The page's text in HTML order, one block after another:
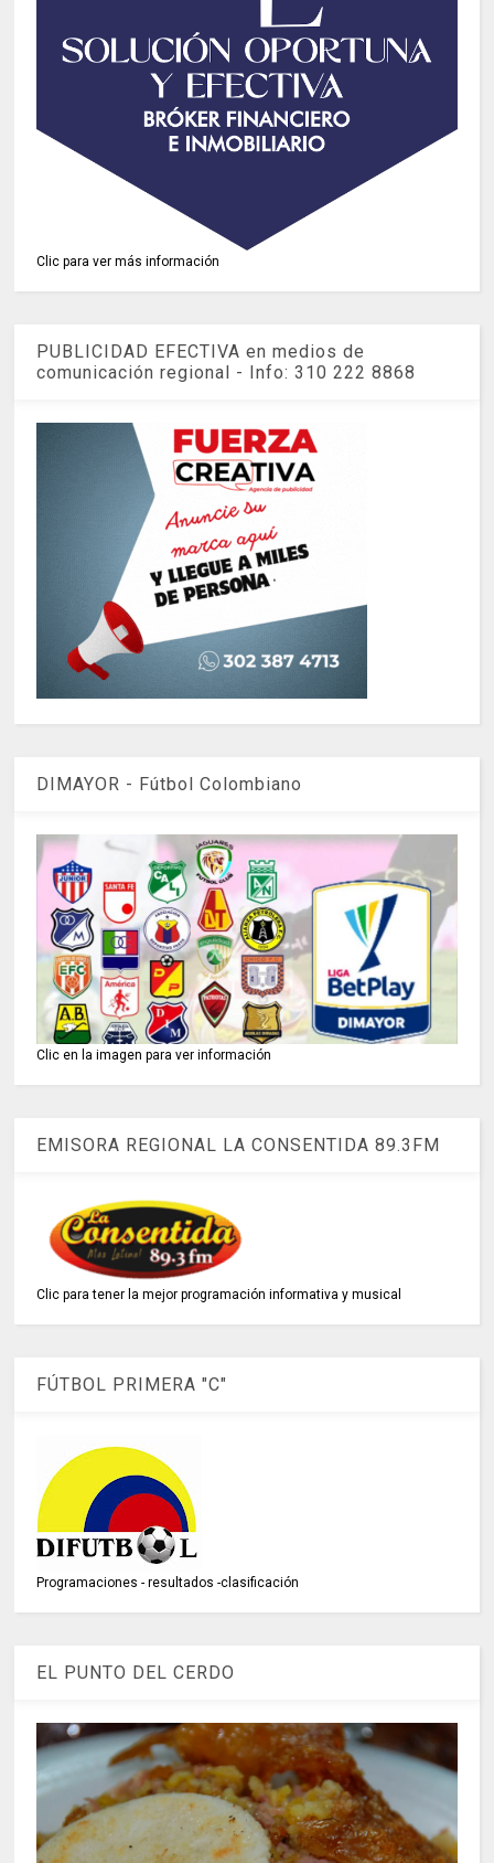
Clic para ver más información
PUBLICIDAD EFECTIVA en medios de
comunicación regional - Info: 310 222 8868
DIMAYOR - Fútbol Colombiano
Clic en la imagen para ver información
EMISORA REGIONAL LA CONSENTIDA 89.3FM
Clic para tener la mejor programación informativa y musical
FÚTBOL PRIMERA "C"
Programaciones - resultados -clasificación
EL PUNTO DEL CERDO